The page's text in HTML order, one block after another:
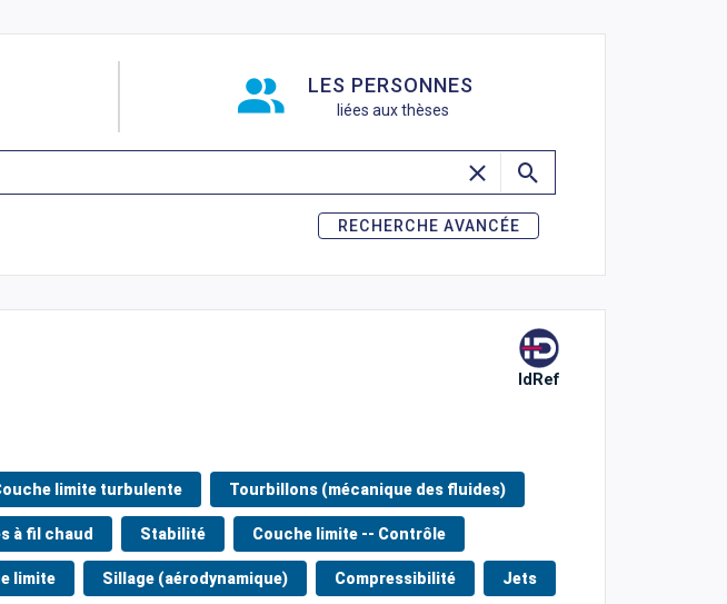
LES PERSONNES
liées aux thèses
RECHERCHE AVANCÉE
IdRef
limite turbulente Tourbillons (mécanique des fluides)
à fil chaud Stabilité Couche limite -- Contrôle
limite Sillage (aérodynamique) Compressibilité Jets